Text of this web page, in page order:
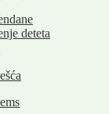
deteta